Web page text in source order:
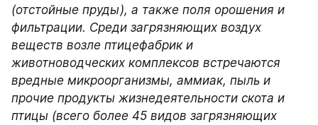
(отстойные пруды), а также поля орошения и
фильтрации. Среди загрязняющих воздух
веществ возле птицефабрик и
животноводческих комплексов встречаются
вредные микроорганизмы, аммиак, пыль и
прочие продукты жизнедеятельности скота и
птицы (всего более 45 видов загрязняющих